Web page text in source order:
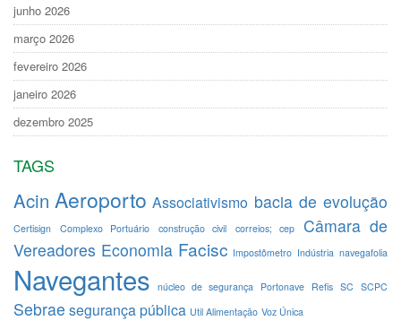
junho 2026
março 2026
fevereiro 2026
janeiro 2026
dezembro 2025
TAGS
Acin Aeroporto Associativismo bacia de evolução
Certisign Complexo Portuário construção civil correios; cep
Câmara de
Vereadores Economia Facisc Impostômetro Indústria navegafolia
Navegantes núcleo de segurança Portonave Refis SC SCPC
Sebrae segurança pública Util Alimentação Voz Única